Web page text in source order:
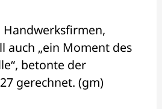
Handwerksfirmen,
auch „ein Moment des
betonte der
gerechnet. (gm)